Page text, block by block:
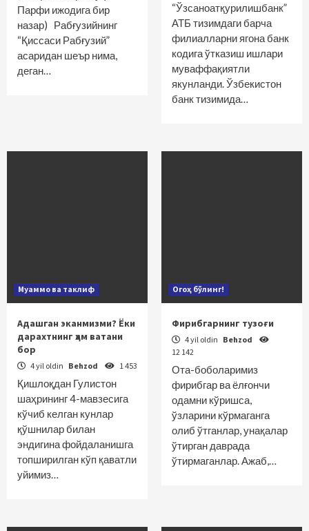
Парфи ижодига бир
назар) Рабғузийнинг
“Қиссаси Рабғузий”
асаридан шеър нима,
деган…
“Ўзсаноатқурилишбанк”
АТБ тизимдаги барча
филиалларни ягона банк
кодига ўтказиш ишлари
муваффақиятли
якунланди. Ўзбекистон
банк тизимида…
Муаммо ва таклиф
Адашган эканмизми? Ёки
дарахтнинг ҳам ватани
бор
4 yil oldin Behzod 1 453
Қишлоқдан Гулистон
шаҳрининг 4-мавзесига
кўчиб келган кунлар
қўшнилар билан
эндигина фойдаланишга
топширилган кўп қаватли
уйимиз…
Огоҳ бўлинг!
Фирибгарнинг тузоғи
4 yil oldin Behzod
12 142
Ота-боболаримиз
фирибгар ва ёлғончи
одамни кўришса,
ўзларини кўрмаганга
олиб ўтганлар, унақалар
ўтирган даврада
ўтирмаганлар. Ажаб,…